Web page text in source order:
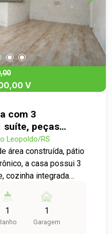
V
com 3
suíte, peças
isso tudo
Acácias
Leopoldo/RS
área construída, pátio
a casa possui 3
cozinha integrada
churrasqueira. Não
hoje mesmo!
1 1
Garagem